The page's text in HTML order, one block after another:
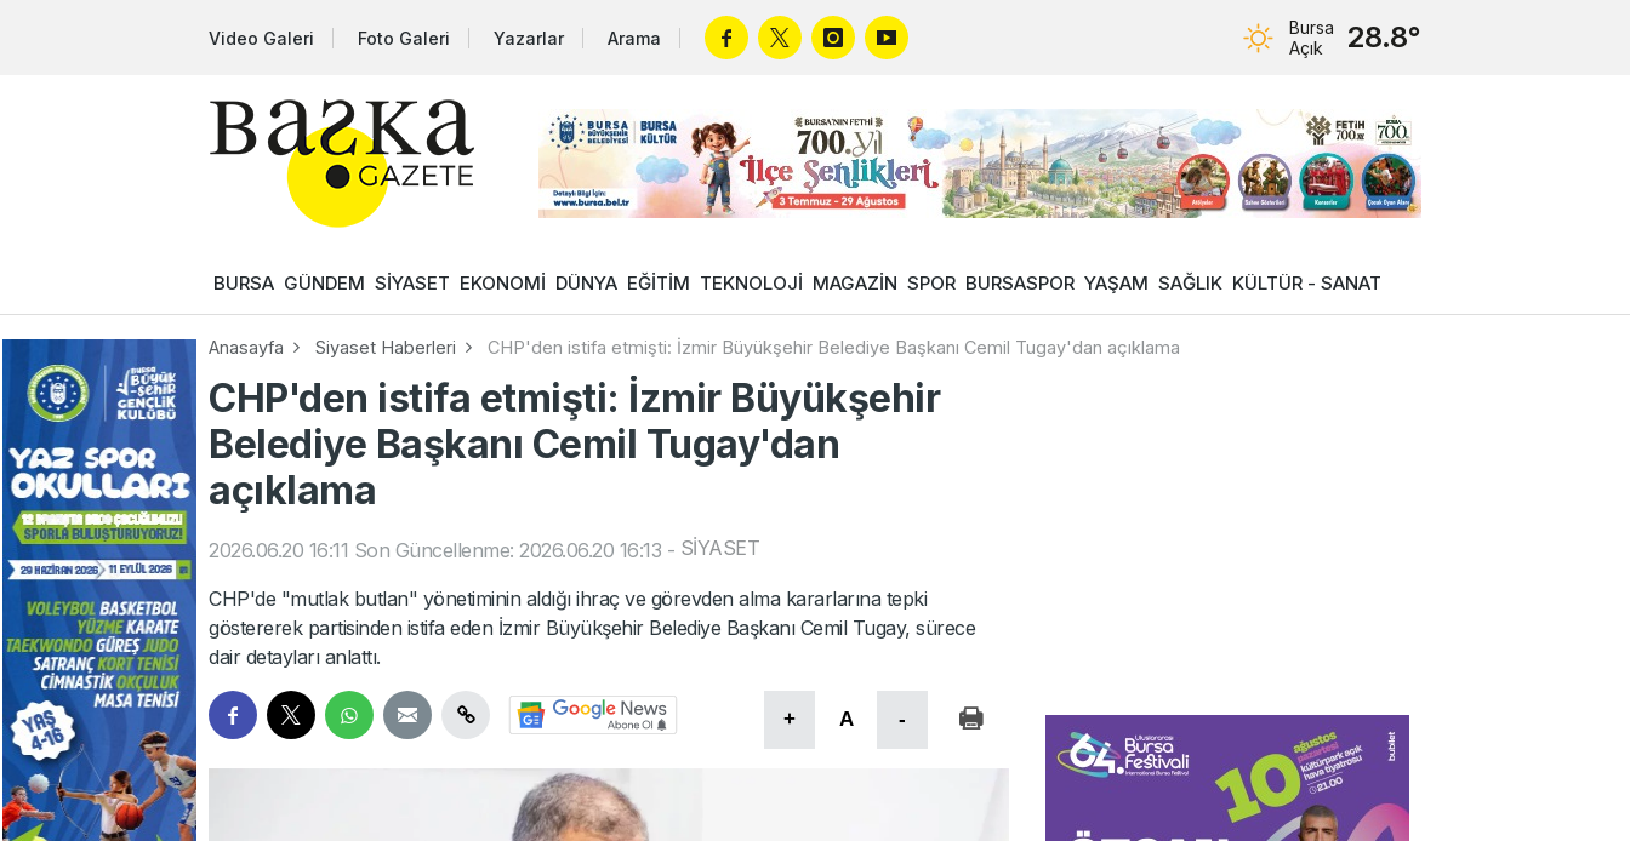
Video Galeri Foto Galeri Yazarlar Arama
Bursa
Açık
28.8°
BURSA GÜNDEM SİYASET EKONOMİ DÜNYA EĞİTİM TEKNOLOJİ MAGAZİN SPOR BURSASPOR YAŞAM SAĞLIK KÜLTÜR - SANAT
Anasayfa Siyaset Haberleri CHP'den istifa etmişti: İzmir Büyükşehir Belediye Başkanı Cemil Tugay'dan açıklama
CHP'den istifa etmişti: İzmir Büyükşehir
Belediye Başkanı Cemil Tugay'dan
açıklama
2026.06.20 16:11 Son Güncellenme: 2026.06.20 16:13 - SİYASET
CHP'de "mutlak butlan" yönetiminin aldığı ihraç ve görevden alma kararlarına tepki
göstererek partisinden istifa eden İzmir Büyükşehir Belediye Başkanı Cemil Tugay, sürece
dair detayları anlattı.
+ A -